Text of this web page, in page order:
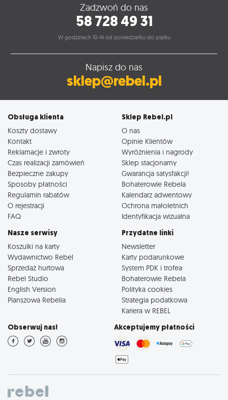
Zadzwoń do nas
58 728 49 31
W godzinach 10-14 od poniedziałku do piątku
Napisz do nas
sklep@rebel.pl
Obsługa klienta
Koszty dostawy
Kontakt
Reklamacje i zwroty
Czas realizacji zamówień
Bezpieczne zakupy
Sposoby płatności
Regulamin rabatów
O rejestracji
FAQ
Sklep Rebel.pl
O nas
Opinie Klientów
Wyróżnienia i nagrody
Sklep stacjonarny
Gwarancja satysfakcji!
Bohaterowie Rebela
Kalendarz adwentowy
Ochrona małoletnich
Identyfikacja wizualna
Nasze serwisy
Koszulki na karty
Wydawnictwo Rebel
Sprzedaż hurtowa
Rebel Studio
English Version
Planszowa Rebelia
Przydatne linki
Newsletter
Karty podarunkowe
System PDK i trofea
Bohaterowie Rebela
Polityka cookies
Strategia podatkowa
Kariera w REBEL
Obserwuj nas! Akceptujemy płatności